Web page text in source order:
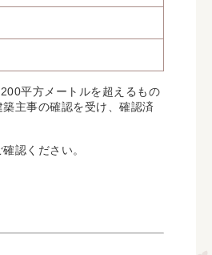
平方メートルを超えるもの
主事の確認を受け、確認済
認ください。